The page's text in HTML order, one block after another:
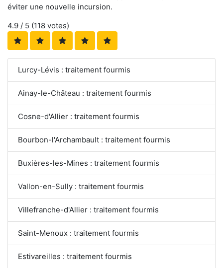
éviter une nouvelle incursion.
4.9 / 5 (118 votes)
Lurcy-Lévis : traitement fourmis
Ainay-le-Château : traitement fourmis
Cosne-d'Allier : traitement fourmis
Bourbon-l'Archambault : traitement fourmis
Buxières-les-Mines : traitement fourmis
Vallon-en-Sully : traitement fourmis
Villefranche-d'Allier : traitement fourmis
Saint-Menoux : traitement fourmis
Estivareilles : traitement fourmis